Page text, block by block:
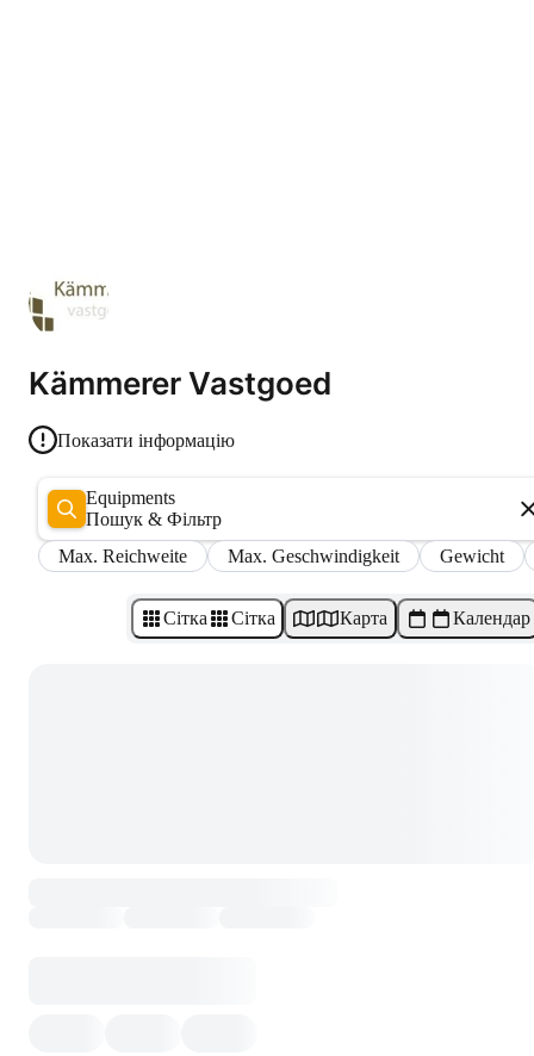
Kämmerer Vastgoed
Показати інформацію
Equipments
Пошук & Фільтр
Max. Reichweite
Max. Geschwindigkeit Gewicht
Сітка Сітка Карта Календар